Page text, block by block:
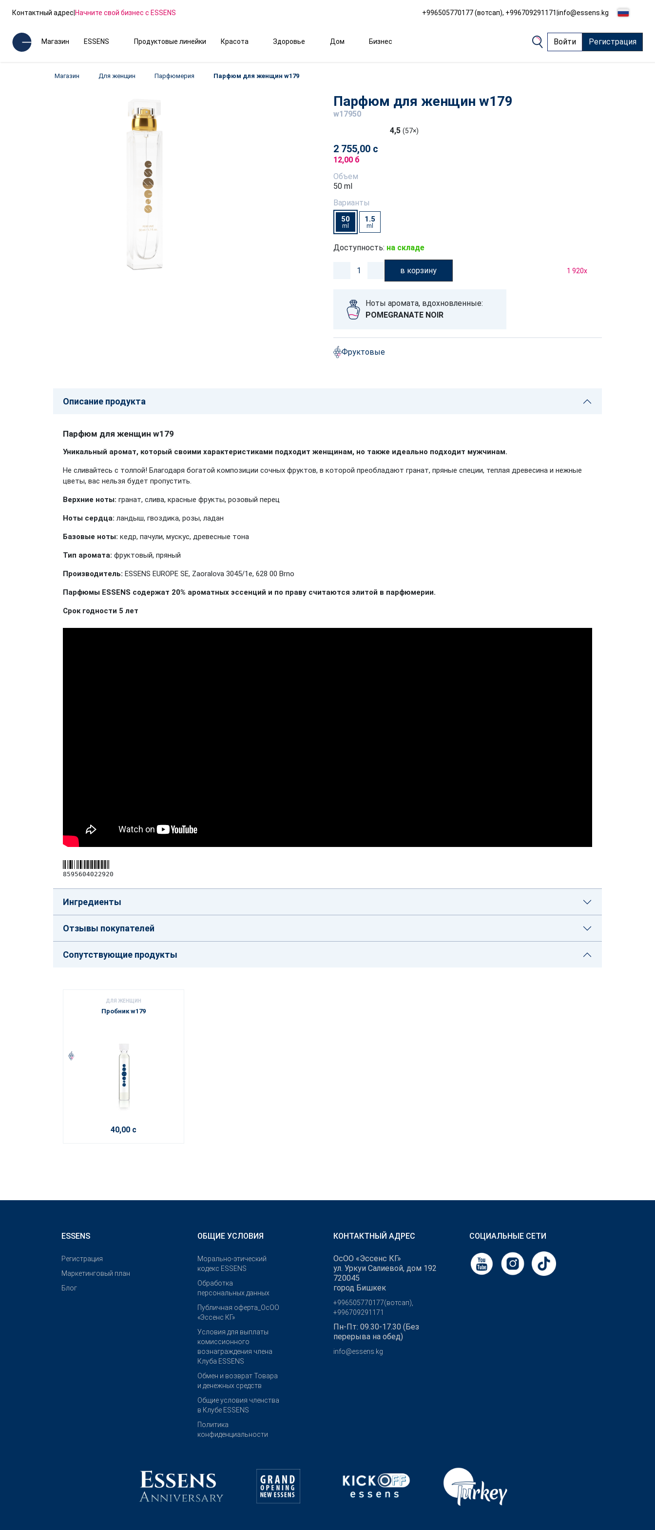
Контактный адрес|Начните свой бизнес с ESSENS +996505770177 (вотсап), +996709291171|info@essens.kg
Магазин ESSENS Продуктовые линейки Красота Здоровье Дом Бизнес Войти Регистрация
Магазин Для женщин Парфюмерия Парфюм для женщин w179
Парфюм для женщин w179
w17950
4,5 (57×)
2 755,00 с
12,00 б
Объем
50 ml
Варианты
50
ml
1.5
ml
Доступность: на складе
в корзину 1 920x
Ноты аромата, вдохновленные:
POMEGRANATE NOIR
Фруктовые
Описание продукта
Парфюм для женщин w179
Уникальный аромат, который своими характеристиками подходит женщинам, но также идеально подходит мужчинам.
Не сливайтесь с толпой! Благодаря богатой композиции сочных фруктов, в которой преобладают гранат, пряные специи, теплая древесина и нежные
цветы, вас нельзя будет пропустить.
Верхние ноты: гранат, слива, красные фрукты, розовый перец
Ноты сердца: ландыш, гвоздика, розы, ладан
Базовые ноты: кедр, пачули, мускус, древесные тона
Тип аромата: фруктовый, пряный
Производитель: ESSENS EUROPE SE, Zaoralova 3045/1e, 628 00 Brno
Парфюмы ESSENS содержат 20% ароматных эссенций и по праву считаются элитой в парфюмерии.
Срок годности 5 лет
8595604022920
Ингредиенты
Отзывы покупателей
Сопутствующие продукты
ДЛЯ ЖЕНЩИН
Пробник w179
40,00 с
ESSENS
Pегистрация
Маркетинговый план
Блог
ОБЩИЕ УСЛОВИЯ
Морально-этический
кодекс ESSENS
Обработка
персональных данных
Публичная оферта_ОсОО
«Эссенс КГ»
Условия для выплаты
комиссионного
вознаграждения члена
Клуба ESSENS
Обмен и возврат Товара
и денежных средств
Общие условия членства
в Клубе ESSENS
Политика
конфиденциальности
КОНТАКТНЫЙ АДРЕС
ОсОО «Эссенс КГ»
ул. Уркуи Салиевой, дом 192
720045
город Бишкек
+996505770177(вотсап),
+996709291171
Пн-Пт: 09.30-17.30 (Без
перерыва на обед)
info@essens.kg
СОЦИАЛЬНЫЕ СЕТИ